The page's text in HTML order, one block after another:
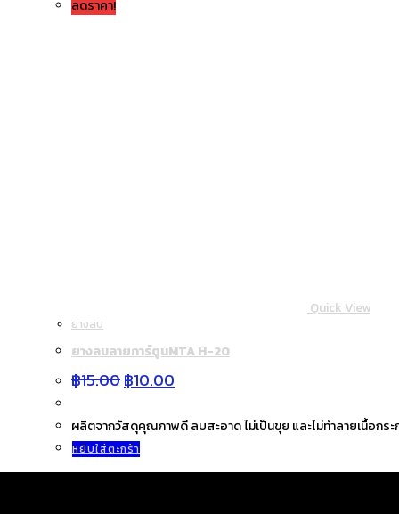
ลดราคา!
Quick View
ยางลบ
ยางลบลายการ์ตูนMTA H-20
฿15.00Original
price
฿15.00.
฿10.00
price
฿10.00.
ผลิตจากวัสดุคุณภาพดี ลบสะอาด ไม่เป็นขุย และไม่ทำลายเนื้อกระ
หยิบใส่ตะกร้า